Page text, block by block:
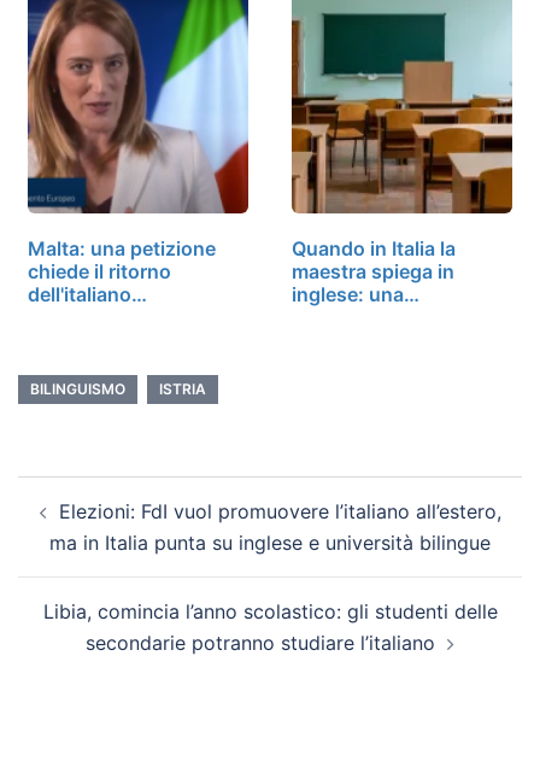
Malta: una petizione
chiede il ritorno
dell'italiano…
Quando in Italia la
maestra spiega in
inglese: una…
BILINGUISMO ISTRIA
Elezioni: FdI vuol promuovere l’italiano all’estero,
ma in Italia punta su inglese e università bilingue
Libia, comincia l’anno scolastico: gli studenti delle
secondarie potranno studiare l’italiano